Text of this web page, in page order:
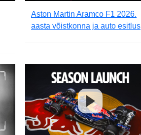
Aston Martin Aramco F1 2026.
aasta võistkonna ja auto esitlus